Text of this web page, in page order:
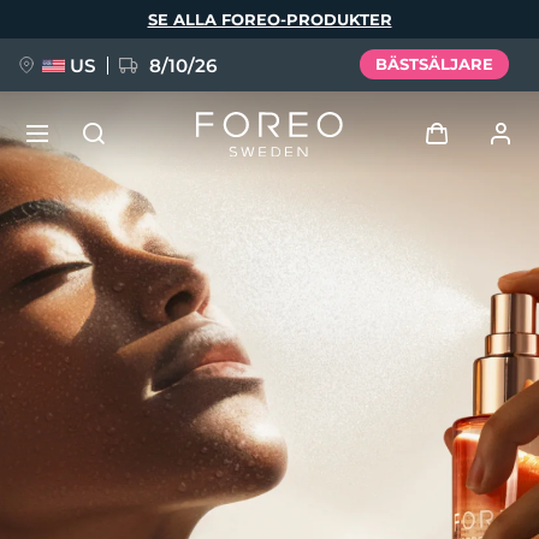
SE ALLA FOREO-PRODUKTER
US 8/10/26 BÄSTSÄLJARE
Användarprofil
Mina enheter
Mina beställningar
Mina adresser
Mina prenumerationer
NYHET
FAQ™ Pure Beauty-Tech Elixir
BREAKING NEWS
issa™ Teeth Whitening Set
Språk
English Deutsch
Français
Italiano
Svenska
简体中文